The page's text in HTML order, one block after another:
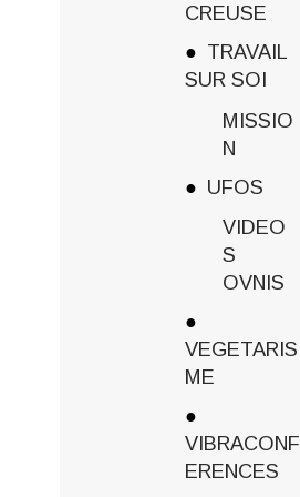
CREUSE
TRAVAIL
SUR SOI
MISSIO
N
UFOS
VIDEO
S
OVNIS
VEGETARIS
ME
VIBRACONF
ERENCES